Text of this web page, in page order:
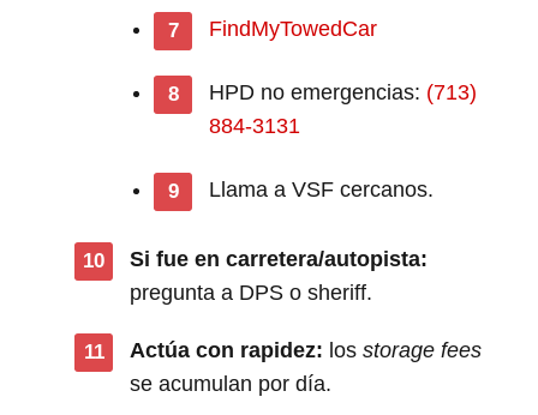
FindMyTowedCar
HPD no emergencias: (713)
884-3131
Llama a VSF cercanos.
Si fue en carretera/autopista:
pregunta a DPS o sheriff.
Actúa con rapidez: los storage fees
se acumulan por día.